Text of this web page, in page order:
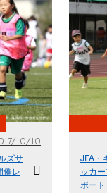
10/10
ズサ
催レ
JFA・
ッカ
ポート